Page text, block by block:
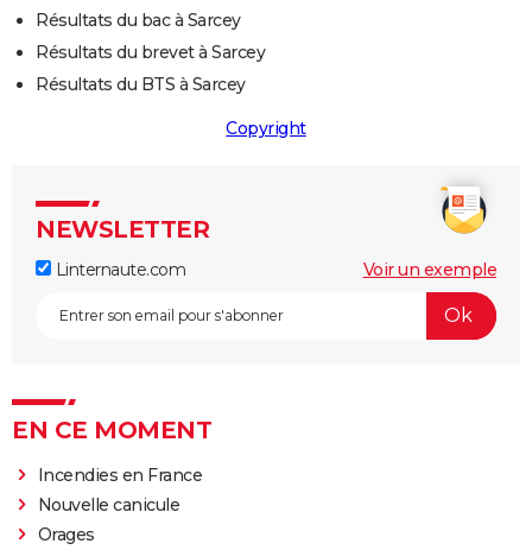
Résultats du bac à Sarcey
Résultats du brevet à Sarcey
Résultats du BTS à Sarcey
Copyright
NEWSLETTER
Linternaute.com Voir un exemple
EN CE MOMENT
Incendies en France
Nouvelle canicule
Orages